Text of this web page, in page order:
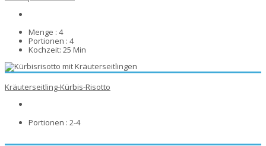
Menge : 4
Portionen : 4
Kochzeit: 25 Min
Kräuterseitling-Kürbis-Risotto
Portionen : 2-4